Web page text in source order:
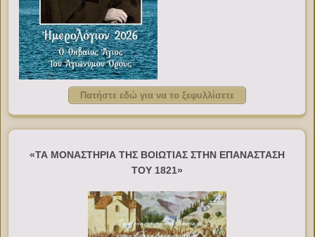
Πατήστε εδώ για να το ξεφυλλίσετε
«ΤΑ ΜΟΝΑΣΤΗΡΙΑ ΤΗΣ ΒΟΙΩΤΙΑΣ ΣΤΗΝ ΕΠΑΝΑΣΤΑΣΗ
ΤΟΥ 1821»